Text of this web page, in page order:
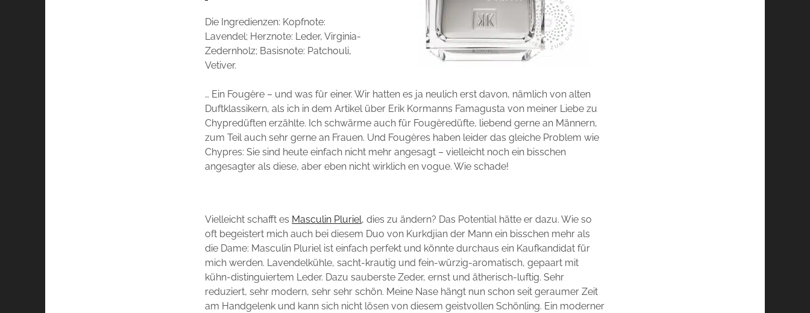
Die Ingredienzen: Kopfnote:
Lavendel; Herznote: Leder, Virginia-
Zedernholz; Basisnote: Patchouli,
Vetiver.
… Ein Fougère – und was für einer. Wir hatten es ja neulich erst davon, nämlich von alten
Duftklassikern, als ich in dem Artikel über Erik Kormanns Famagusta von meiner Liebe zu
Chypredüften erzählte. Ich schwärme auch für Fougèredüfte, liebend gerne an Männern,
zum Teil auch sehr gerne an Frauen. Und Fougères haben leider das gleiche Problem wie
Chypres: Sie sind heute einfach nicht mehr angesagt – vielleicht noch ein bisschen
angesagter als diese, aber eben nicht wirklich en vogue. Wie schade!
Vielleicht schafft es Masculin Pluriel, dies zu ändern? Das Potential hätte er dazu. Wie so
oft begeistert mich auch bei diesem Duo von Kurkdjian der Mann ein bisschen mehr als
die Dame: Masculin Pluriel ist einfach perfekt und könnte durchaus ein Kaufkandidat für
mich werden. Lavendelkühle, sacht-krautig und fein-würzig-aromatisch, gepaart mit
kühn-distinguiertem Leder. Dazu sauberste Zeder, ernst und ätherisch-luftig. Sehr
reduziert, sehr modern, sehr sehr schön. Meine Nase hängt nun schon seit geraumer Zeit
am Handgelenk und kann sich nicht lösen von diesem geistvollen Schönling. Ein moderner